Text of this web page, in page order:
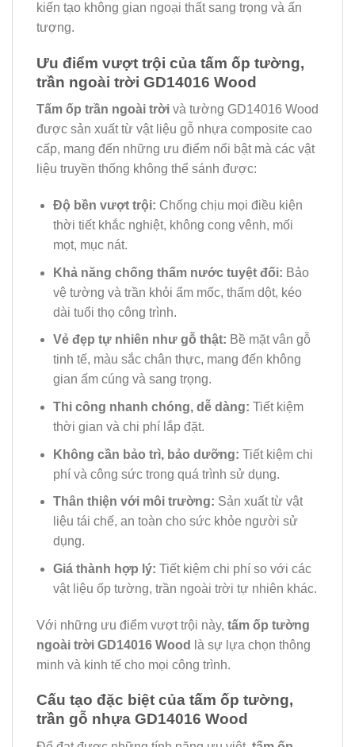
kiến tạo không gian ngoại thất sang trọng và ấn
tượng.
Ưu điểm vượt trội của tấm ốp tường,
trần ngoài trời GD14016 Wood
Tấm ốp trần ngoài trời và tường GD14016 Wood
được sản xuất từ vật liệu gỗ nhựa composite cao
cấp, mang đến những ưu điểm nổi bật mà các vật
liệu truyền thống không thể sánh được:
Độ bền vượt trội: Chống chịu mọi điều kiện
thời tiết khắc nghiệt, không cong vênh, mối
mọt, mục nát.
Khả năng chống thấm nước tuyệt đối: Bảo
vệ tường và trần khỏi ẩm mốc, thấm dột, kéo
dài tuổi thọ công trình.
Vẻ đẹp tự nhiên như gỗ thật: Bề mặt vân gỗ
tinh tế, màu sắc chân thực, mang đến không
gian ấm cúng và sang trọng.
Thi công nhanh chóng, dễ dàng: Tiết kiệm
thời gian và chi phí lắp đặt.
Không cần bảo trì, bảo dưỡng: Tiết kiệm chi
phí và công sức trong quá trình sử dụng.
Thân thiện với môi trường: Sản xuất từ vật
liệu tái chế, an toàn cho sức khỏe người sử
dụng.
Giá thành hợp lý: Tiết kiệm chi phí so với các
vật liệu ốp tường, trần ngoài trời tự nhiên khác.
Với những ưu điểm vượt trội này, tấm ốp tường
ngoài trời GD14016 Wood
là sự lựa chọn thông
minh và kinh tế cho mọi công trình.
Cấu tạo đặc biệt của tấm ốp tường,
trần gỗ nhựa GD14016 Wood